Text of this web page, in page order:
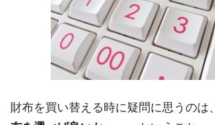
財布を買い替える時に疑問に思うのは、